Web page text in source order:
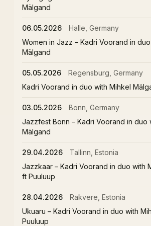
Mälgand
06.05.2026
Halle, Germany
Women in Jazz – Kadri Voorand in
Mälgand
05.05.2026
Regensburg, Germany
Kadri Voorand in duo with Mihkel
03.05.2026
Bonn, Germany
Jazzfest Bonn – Kadri Voorand in duo
Mälgand
29.04.2026
Tallinn, Estonia
Jazzkaar – Kadri Voorand in duo with
ft Puuluup
28.04.2026
Rakvere, Estonia
Ukuaru – Kadri Voorand in duo with
Puuluup